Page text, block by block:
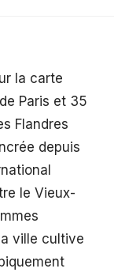
la carte
Paris et 35
Flandres
depuis
le Vieux-
ville cultive